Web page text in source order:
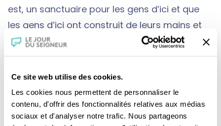
Ce site web utilise des cookies.
Les cookies nous permettent de personnaliser le
contenu, d'offrir des fonctionnalités relatives aux médias
sociaux et d'analyser notre trafic. Nous partageons
est, un sanctuaire pour les gens d’ici et que
les gens d’ici ont construit de leurs mains et
de leurs deniers, y mettant toutes les fleurs de
leur campagne."